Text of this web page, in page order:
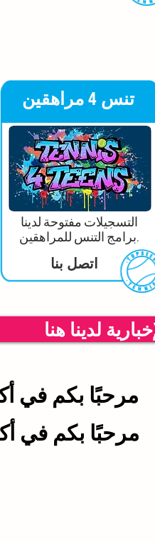
تنس 4 مراهقين
التسجيلات مفتوحة لدينا
برامج التنس للمراهقين.
اتصل بنا
مرحبًا بكم في
مرحبًا بكم في